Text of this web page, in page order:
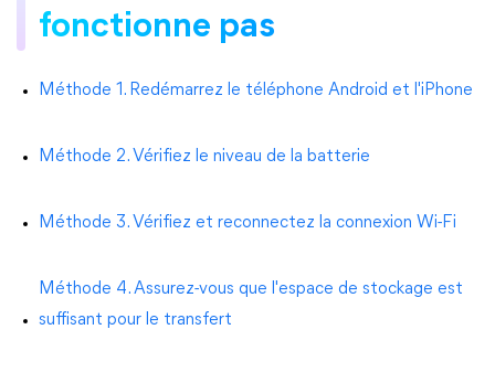
fonctionne pas
Méthode 1. Redémarrez le téléphone Android et l'iPhone
Méthode 2. Vérifiez le niveau de la batterie
Méthode 3. Vérifiez et reconnectez la connexion Wi-Fi
Méthode 4. Assurez-vous que l'espace de stockage est
suffisant pour le transfert